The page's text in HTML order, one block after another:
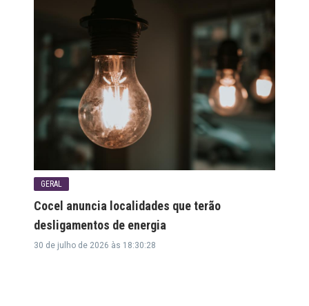
GERAL
Cocel anuncia localidades que terão
desligamentos de energia
30 de julho de 2026 às 18:30:28